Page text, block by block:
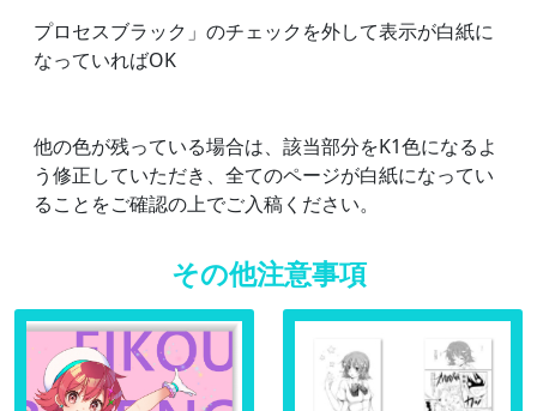
プロセスブラック」のチェックを外して表示が白紙に
なっていればOK
他の色が残っている場合は、該当部分をK1色になるよ
う修正していただき、全てのページが白紙になってい
ることをご確認の上でご入稿ください。
その他注意事項